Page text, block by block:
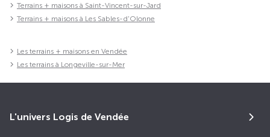
Terrains + maisons à Saint-Vincent-sur-Jard
Terrains + maisons à Les Sables-d'Olonne
Les terrains + maisons en Vendée
Les terrains à Longeville-sur-Mer
L'univers Logis de Vendée